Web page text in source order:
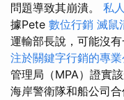
問題導致其崩潰。 私
據Pete 數位行銷 滅鼠
運輸部長說，可能沒
注於關鍵字行銷的專業
管理局（MPA）證實
海岸警衛隊和船公司合